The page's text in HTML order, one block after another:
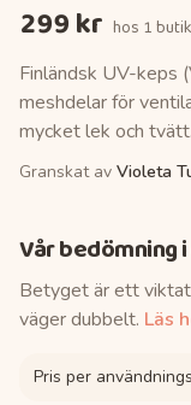
299 kr hos 1 butik
Finländsk UV-keps
meshdelar för
mycket lek och tvätt.
Granskat av Violeta
Vår bedömning
Betyget är ett
väger dubbelt. Läs
Pris per